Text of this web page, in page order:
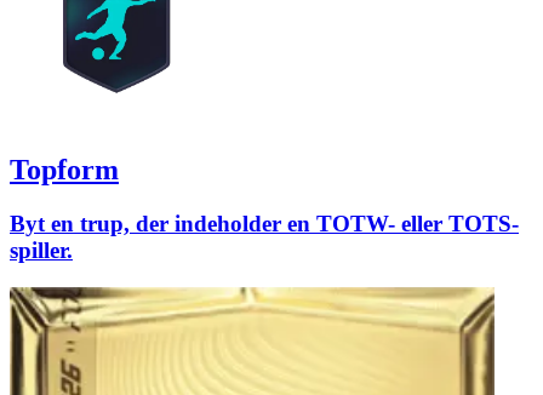
Topform
Byt en trup, der indeholder en TOTW- eller TOTS-
spiller.